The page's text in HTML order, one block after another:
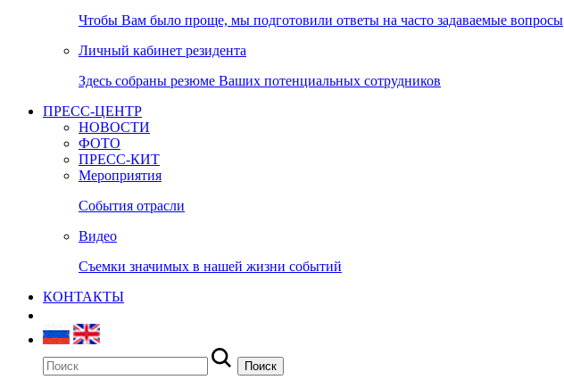
Чтобы Вам было проще, мы подготовили ответы на часто задаваемые вопросы
Личный кабинет резидента
Здесь собраны резюме Ваших потенциальных сотрудников
ПРЕСС-ЦЕНТР
НОВОСТИ
ФОТО
ПРЕСС-КИТ
Мероприятия
События отрасли
Видео
Съемки значимых в нашей жизни событий
КОНТАКТЫ